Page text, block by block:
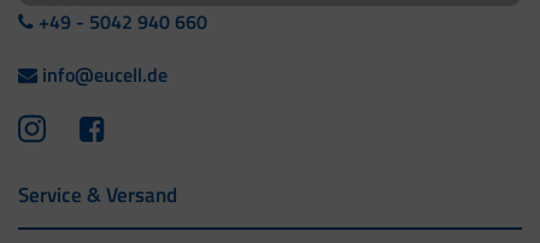
+49 - 5042 940 660
info@eucell.de
Service & Versand